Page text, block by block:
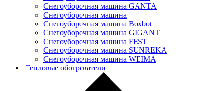
Снегоуборочная машина GANTA
Снегоуборочная машина
Снегоуборочная машина Boxbot
Снегоуборочная машина GIGANT
Снегоуборочная машина FEST
Снегоуборочная машина SUNREKA
Снегоуборочная машина WEIMA
Тепловые обогреватели